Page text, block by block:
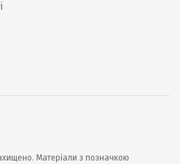
Матеріали з позначкою